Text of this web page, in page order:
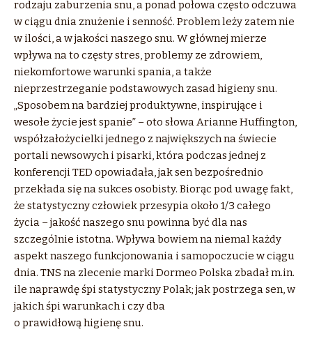
rodzaju zaburzenia snu, a ponad połowa często odczuwa
w ciągu dnia znużenie i senność. Problem leży zatem nie
w ilości, a w jakości naszego snu. W głównej mierze
wpływa na to częsty stres, problemy ze zdrowiem,
niekomfortowe warunki spania, a także
nieprzestrzeganie podstawowych zasad higieny snu.
„Sposobem na bardziej produktywne, inspirujące i
wesołe życie jest spanie” – oto słowa Arianne Huffington,
współzałożycielki jednego z największych na świecie
portali newsowych i pisarki, która podczas jednej z
konferencji TED opowiadała, jak sen bezpośrednio
przekłada się na sukces osobisty. Biorąc pod uwagę fakt,
że statystyczny człowiek przesypia około 1/3 całego
życia – jakość naszego snu powinna być dla nas
szczególnie istotna. Wpływa bowiem na niemal każdy
aspekt naszego funkcjonowania i samopoczucie w ciągu
dnia. TNS na zlecenie marki Dormeo Polska zbadał m.in.
ile naprawdę śpi statystyczny Polak; jak postrzega sen, w
jakich śpi warunkach i czy dba
o prawidłową higienę snu.